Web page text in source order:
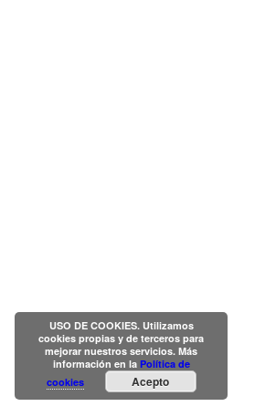
USO DE COOKIES. Utilizamos
cookies propias y de terceros para
mejorar nuestros servicios. Más
información en la Política de
cookies
Acepto